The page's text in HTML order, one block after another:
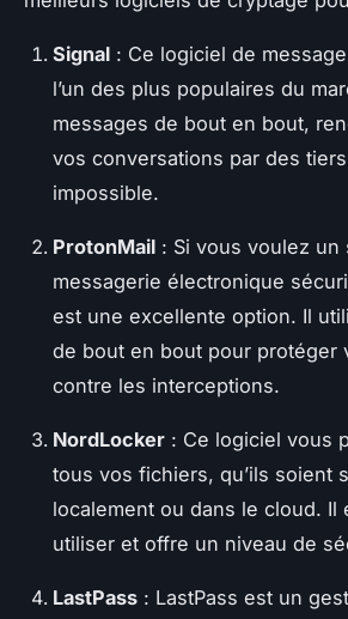
Signal : Ce logiciel de
l’un des plus populaires du
messages de bout en bout,
vos conversations par des
impossible.
ProtonMail : Si vous voulez un
messagerie électronique
est une excellente option. Il
de bout en bout pour protéger
contre les interceptions.
NordLocker : Ce logiciel vous
tous vos fichiers, qu’ils soient
localement ou dans le cloud. Il
utiliser et offre un niveau de
LastPass : LastPass est un